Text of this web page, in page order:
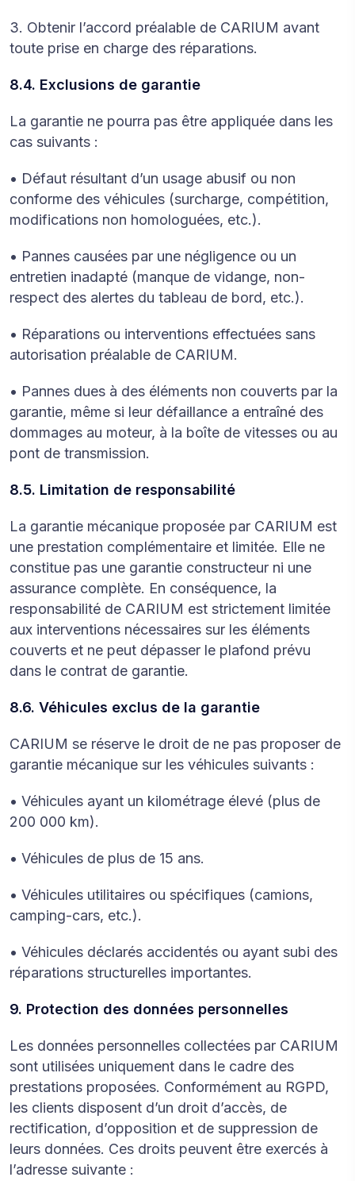
3. Obtenir l’accord préalable de CARIUM avant
toute prise en charge des réparations.
8.4. Exclusions de garantie
La garantie ne pourra pas être appliquée dans les
cas suivants :
• Défaut résultant d’un usage abusif ou non
conforme des véhicules (surcharge, compétition,
modifications non homologuées, etc.).
• Pannes causées par une négligence ou un
entretien inadapté (manque de vidange, non-
respect des alertes du tableau de bord, etc.).
• Réparations ou interventions effectuées sans
autorisation préalable de CARIUM.
• Pannes dues à des éléments non couverts par la
garantie, même si leur défaillance a entraîné des
dommages au moteur, à la boîte de vitesses ou au
pont de transmission.
8.5. Limitation de responsabilité
La garantie mécanique proposée par CARIUM est
une prestation complémentaire et limitée. Elle ne
constitue pas une garantie constructeur ni une
assurance complète. En conséquence, la
responsabilité de CARIUM est strictement limitée
aux interventions nécessaires sur les éléments
couverts et ne peut dépasser le plafond prévu
dans le contrat de garantie.
8.6. Véhicules exclus de la garantie
CARIUM se réserve le droit de ne pas proposer de
garantie mécanique sur les véhicules suivants :
• Véhicules ayant un kilométrage élevé (plus de
200 000 km).
• Véhicules de plus de 15 ans.
• Véhicules utilitaires ou spécifiques (camions,
camping-cars, etc.).
• Véhicules déclarés accidentés ou ayant subi des
réparations structurelles importantes.
9. Protection des données personnelles
Les données personnelles collectées par CARIUM
sont utilisées uniquement dans le cadre des
prestations proposées. Conformément au RGPD,
les clients disposent d’un droit d’accès, de
rectification, d’opposition et de suppression de
leurs données. Ces droits peuvent être exercés à
l’adresse suivante :